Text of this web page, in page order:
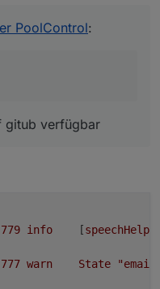
des E-Mail-
PoolControl:
gitub verfügbar
info
	[
warn State